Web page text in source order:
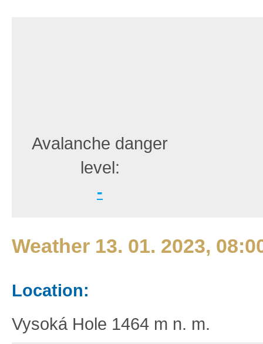
Avalanche danger
level:
-
Weather 13. 01. 2023,
Location:
Vysoká Hole 1464 m n. m.